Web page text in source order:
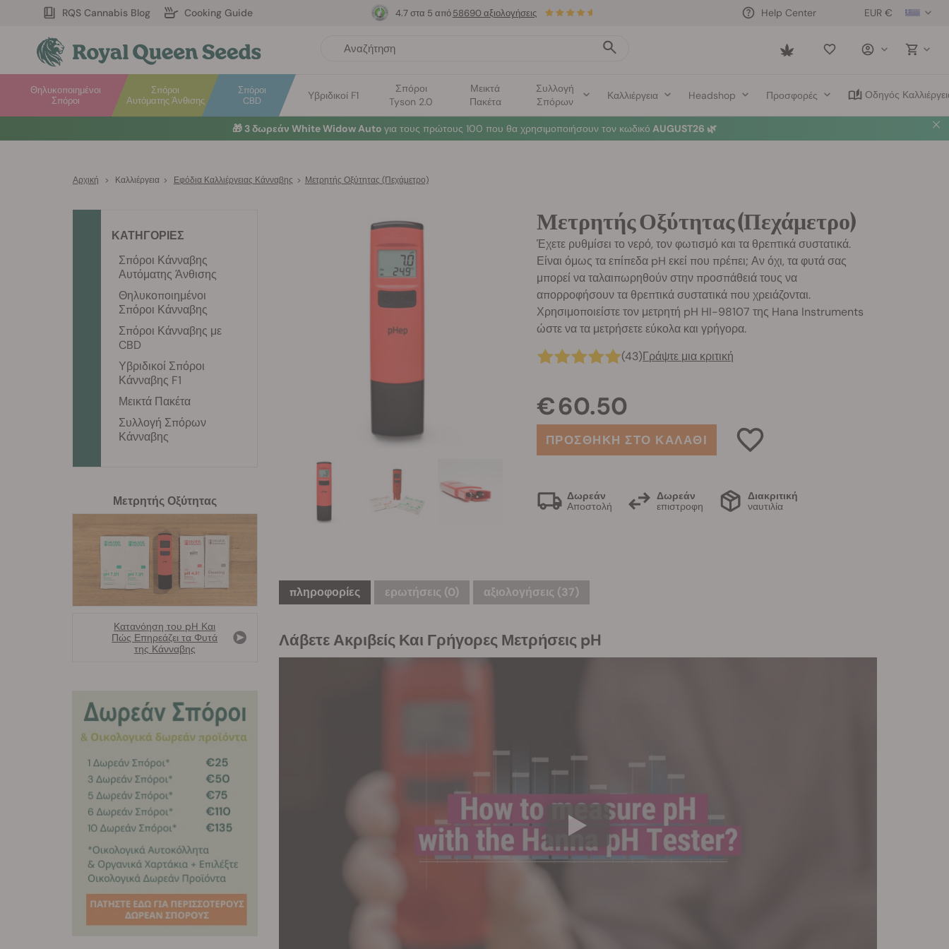
RQS Cannabis Blog Cooking Guide EUR €
Help Center
Saved
Σπόροι
Αυτόματης Άνθισης
Θηλυκοποιημένοι
Σπόροι
Σπόροι
CBD
Υβριδικοί F1
Σπόροι
Tyson 2.0
Μεικτά
Πακέτα
Συλλογή
Σπόρων
Καλλιέργεια Headshop Προσφορές Οδηγός
4.7 στα 5 από 58690 αξιολογήσεις
🎁 3 δωρεάν White Widow Auto για τους πρώτους 100 που θα χρησιμοποιήσουν τον κωδικό AUGUST26 🌿
Αρχική > Καλλιέργεια > Εφόδια Καλλιέργειας Κάνναβης > Μετρητής Οξύτητας (Πεχάμετρο)
Μετρητής Οξύτητας (Πεχάμετρο)
Έχετε ρυθμίσει το νερό, τον φωτισμό και τα θρεπτικά συστατικά.
Είναι όμως τα επίπεδα pH εκεί που πρέπει; Αν όχι, τα φυτά σας
μπορεί να ταλαιπωρηθούν στην προσπάθειά τους να
απορροφήσουν τα θρεπτικά συστατικά που χρειάζονται.
Χρησιμοποιείστε τον μετρητή pH HI-98107 της Hana Instruments
ώστε να τα μετρήσετε εύκολα και γρήγορα.
(43)Γράψτε μια κριτική
€ 60.50
ΠΡΟΣΘΗΚΗ ΣΤΟ ΚΑΛΑΘΙ
Δωρεάν
Αποστολή
Δωρεάν
επιστροφη
Διακριτική
ναυτιλία
πληροφορίες ερωτήσεις (0) αξιολογήσεις (37)
Λάβετε Ακριβείς Και Γρήγορες Μετρήσεις pH
ΚΑΤΗΓΟΡΙΕΣ
Σπόροι Κάνναβης
Αυτόματης Άνθισης
Θηλυκοποιημένοι
Σπόροι Κάνναβης
Σπόροι Κάνναβης με
CBD
Υβριδικοί Σπόροι
Κάνναβης F1
Μεικτά Πακέτα
Συλλογή Σπόρων
Κάνναβης
Μετρητής Οξύτητας
Κατανόηση του pH Και
Πώς Επηρεάζει τα Φυτά
της Κάνναβης